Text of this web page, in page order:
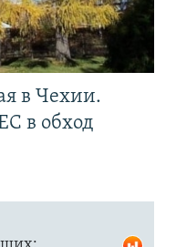
в Чехии.
в обход